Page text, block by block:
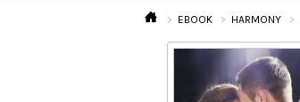
EBOOK HARMONY